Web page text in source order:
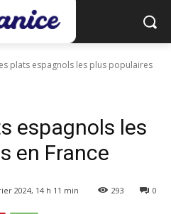
plats espagnols les plus populaires
espagnols les
en France
2024, 14 h 11 min 0
293